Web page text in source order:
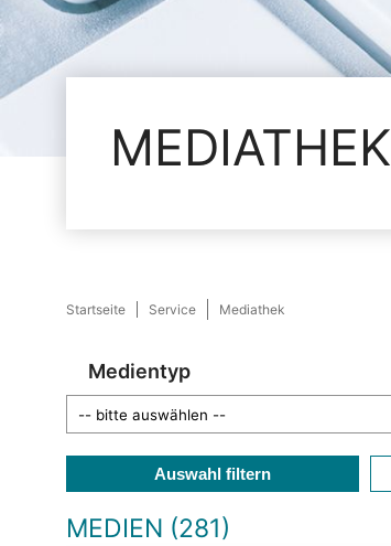
MEDIATHEK
Startseite Service Mediathek
Medientyp
Auswahl filtern
MEDIEN (281)